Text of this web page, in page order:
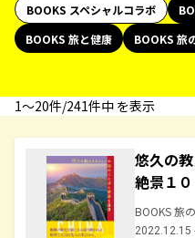
BOOKS スペシャルコラボ
BOOKS 旅と健康
BOOKS 旅
1〜20件/241件中 を表示
悠久の
絶景１０
BOOKS 旅
2022.12.15